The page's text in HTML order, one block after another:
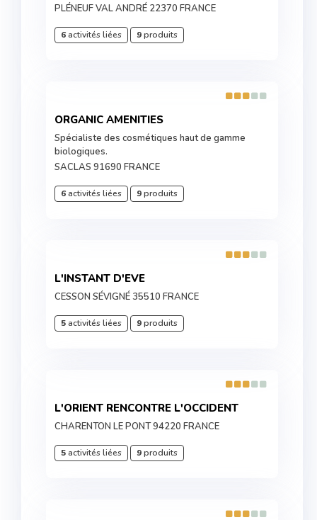
PLÉNEUF VAL ANDRÉ 22370 FRANCE
6activités liées 9produits
ORGANIC AMENITIES
Spécialiste des cosmétiques haut de gamme
biologiques.
SACLAS 91690 FRANCE
6activités liées 9produits
L'INSTANT D'EVE
CESSON SÉVIGNÉ 35510 FRANCE
5activités liées 9produits
L'ORIENT RENCONTRE L'OCCIDENT
CHARENTON LE PONT 94220 FRANCE
5activités liées 9produits